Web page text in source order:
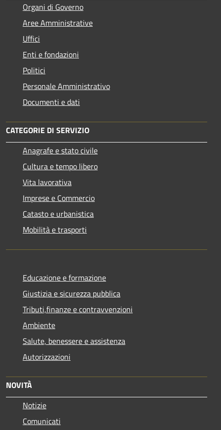
Organi di Governo
Aree Amministrative
Uffici
Enti e fondazioni
Politici
Personale Amministrativo
Documenti e dati
CATEGORIE DI SERVIZIO
Anagrafe e stato civile
Cultura e tempo libero
Vita lavorativa
Imprese e Commercio
Catasto e urbanistica
Mobilità e trasporti
Educazione e formazione
Giustizia e sicurezza pubblica
Tributi,finanze e contravvenzioni
Ambiente
Salute, benessere e assistenza
Autorizzazioni
NOVITÀ
Notizie
Comunicati